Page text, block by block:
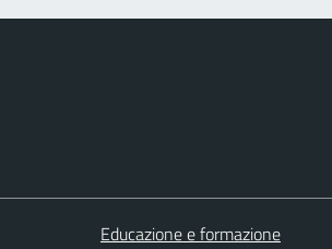
Educazione e formazione